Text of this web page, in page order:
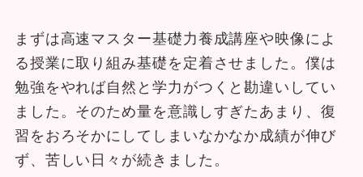
まずは高速マスター基礎力養成講座や映像によ
る授業に取り組み基礎を定着させました。僕は
勉強をやれば自然と学力がつくと勘違いしてい
ました。そのため量を意識しすぎたあまり、復
習をおろそかにしてしまいなかなか成績が伸び
ず、苦しい日々が続きました。